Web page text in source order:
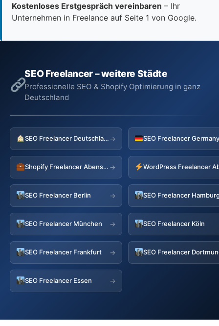
Kostenloses Erstgespräch vereinbaren – Ihr
Unternehmen in Freelance auf Seite 1 von Google.
SEO Freelancer – weitere Städte
Professionelle SEO & Shopify Optimierung in ganz
Deutschland
SEO Freelancer Deutschland→
Shopify Freelancer Abensberg → WordPress Freelancer
SEO Freelancer Berlin → SEO Freelancer
SEO Freelancer München → SEO Freelancer Köln
SEO Freelancer Frankfurt → SEO Freelancer
SEO Freelancer Essen →